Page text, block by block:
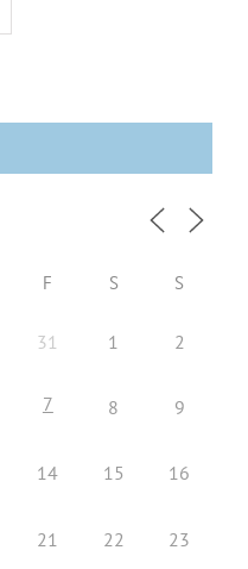
F S S
31 1 2
7 8 9
14 15 16
21 22 23